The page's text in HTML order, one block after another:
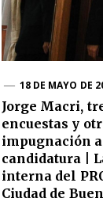
18 DE MAYO DE
Jorge Macri,
encuestas y
impugnación
candidatura |
interna del
Ciudad de